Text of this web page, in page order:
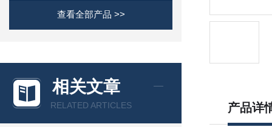
查看全部产品 >>
相关文章
RELATED ARTICLES 产品详